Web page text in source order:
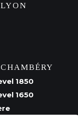
1850
1650